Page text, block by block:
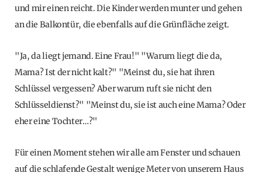
und mir einen reicht. Die Kinder werden munter und gehen
an die Balkontür, die ebenfalls auf die Grünfläche zeigt.
"Ja, da liegt jemand. Eine Frau!" "Warum liegt die da,
Mama? Ist der nicht kalt?" "Meinst du, sie hat ihren
Schlüssel vergessen? Aber warum ruft sie nicht den
Schlüsseldienst?" "Meinst du, sie ist auch eine Mama? Oder
eher eine Tochter…?"
Für einen Moment stehen wir alle am Fenster und schauen
auf die schlafende Gestalt wenige Meter von unserem Haus